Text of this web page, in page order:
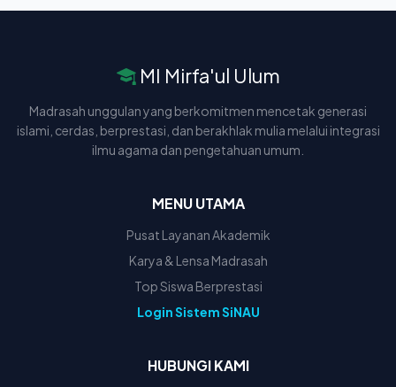
MI Mirfa'ul Ulum
Madrasah unggulan yang berkomitmen mencetak generasi
islami, cerdas, berprestasi, dan berakhlak mulia melalui integrasi
ilmu agama dan pengetahuan umum.
MENU UTAMA
Pusat Layanan Akademik
Karya & Lensa Madrasah
Top Siswa Berprestasi
Login Sistem SiNAU
HUBUNGI KAMI